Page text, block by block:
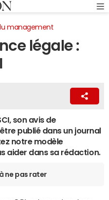
management
légale :
son avis de
publié dans un journal
notre modèle
aider dans sa rédaction.
ne pas rater